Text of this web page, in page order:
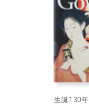
生誕130